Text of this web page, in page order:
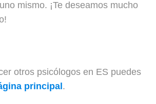
mismo. ¡Te deseamos mucho
otros psicólogos en ES puedes
principal.